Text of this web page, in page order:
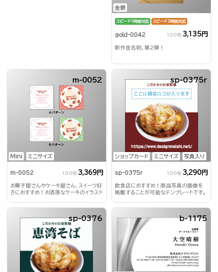
金銀
スピード1時間対応 スピード3時間対応
gold-0042 100枚 3,135円
新作金名刺、第2弾！
Mini ミニサイズ
m-0052
m-0052 100枚 3,369円
お菓子屋さんやケーキ屋さん、スイーツ好
きにおすすめ！お洒落なケーキのイラスト
ショップカード ミニサイズ 写真入り
sp-0375r
sp-0375r 100枚 3,290円
飲食店におすすめ！商品写真の画像を
掲載することが可能なテンプレートです。
sp-0376 b-1175